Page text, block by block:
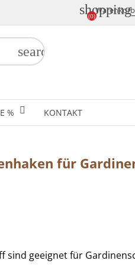
Warenkorb
(0)
% KONTAKT
search
für
sind geeignet für